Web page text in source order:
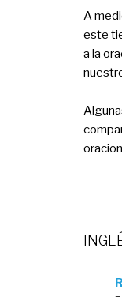
A
este
a la